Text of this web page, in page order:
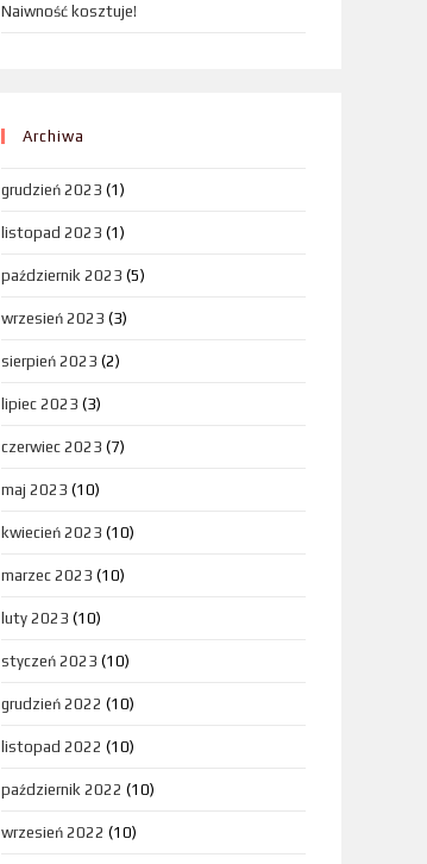
Naiwność kosztuje!
Archiwa
grudzień 2023 (1)
listopad 2023 (1)
październik 2023 (5)
wrzesień 2023 (3)
sierpień 2023 (2)
lipiec 2023 (3)
czerwiec 2023 (7)
maj 2023 (10)
kwiecień 2023 (10)
marzec 2023 (10)
luty 2023 (10)
styczeń 2023 (10)
grudzień 2022 (10)
listopad 2022 (10)
październik 2022 (10)
wrzesień 2022 (10)